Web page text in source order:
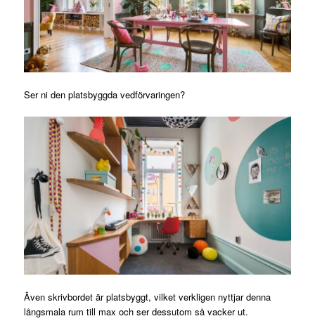
Ser ni den platsbyggda vedförvaringen?
Även skrivbordet är platsbyggt, vilket verkligen nyttjar denna
långsmala rum till max och ser dessutom så vacker ut.